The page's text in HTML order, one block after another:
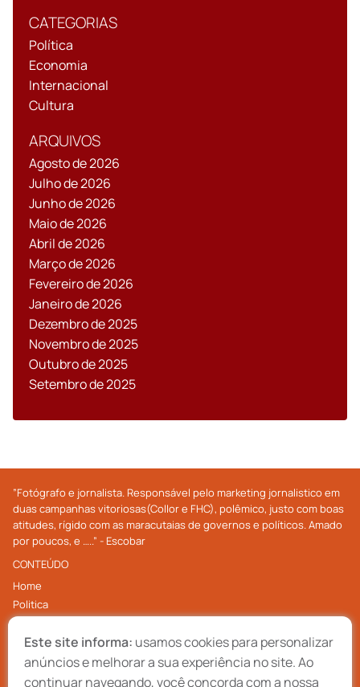
CATEGORIAS
Política
Economia
Internacional
Cultura
ARQUIVOS
Agosto de 2026
Julho de 2026
Junho de 2026
Maio de 2026
Abril de 2026
Março de 2026
Fevereiro de 2026
Janeiro de 2026
Dezembro de 2025
Novembro de 2025
Outubro de 2025
Setembro de 2025
”Fotógrafo e jornalista. Responsável pelo marketing jornalistico em
duas campanhas vitoriosas(Collor e FHC), polêmico, justo com boas
atitudes, rígido com as maracutaias de governos e políticos. Amado
por poucos, e …..” - Escobar
CONTEÚDO
Home
Politica
Economia
Internacional
Cultura
Contato
Este site informa: usamos cookies para personalizar
anúncios e melhorar a sua experiência no site. Ao
continuar navegando, você concorda com a nossa